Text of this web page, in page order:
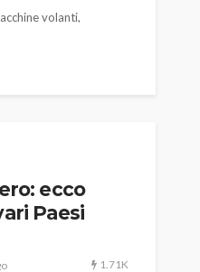
volanti,
Atlantide e intere
ecco
Paesi
1.71K